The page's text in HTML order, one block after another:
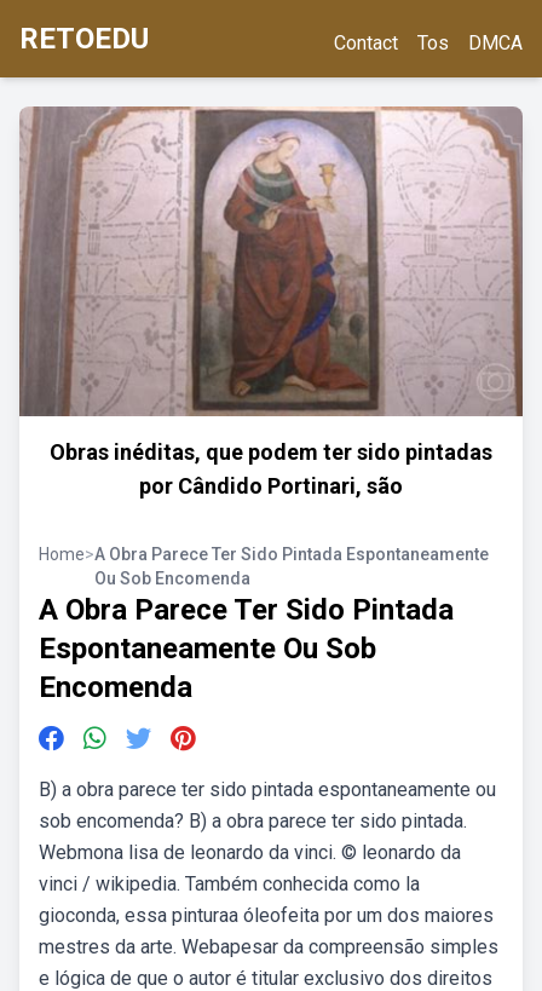
RETOEDU Contact Tos DMCA
Obras inéditas, que podem ter sido pintadas
por Cândido Portinari, são
Home>A Obra Parece Ter Sido Pintada Espontaneamente
Ou Sob Encomenda
A Obra Parece Ter Sido Pintada
Espontaneamente Ou Sob
Encomenda
B) a obra parece ter sido pintada espontaneamente ou
sob encomenda? B) a obra parece ter sido pintada.
Webmona lisa de leonardo da vinci. © leonardo da
vinci / wikipedia. Também conhecida como la
gioconda, essa pinturaa óleofeita por um dos maiores
mestres da arte. Webapesar da compreensão simples
e lógica de que o autor é titular exclusivo dos direitos